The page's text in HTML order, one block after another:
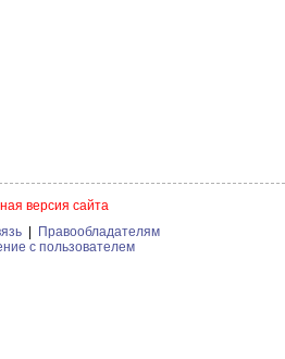
версия сайта
Правообладателям
с пользователем